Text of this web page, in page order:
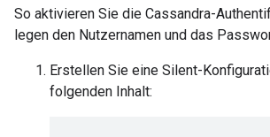
So aktivieren Sie die Cassandra-
legen den Nutzernamen und das
Erstellen Sie eine Silent-
folgenden Inhalt: